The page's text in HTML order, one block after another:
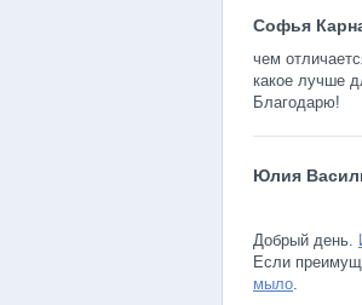
чем
какое лучше
Благодарю!
Добрый день.
Если
мыло.